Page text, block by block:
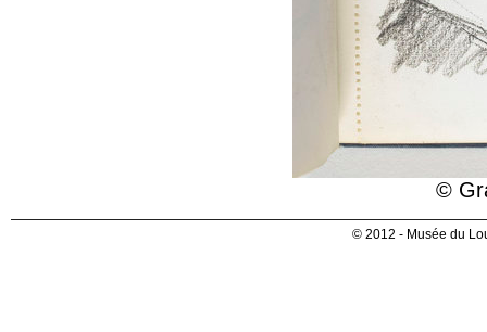
©
© 2012 - Musée du